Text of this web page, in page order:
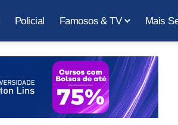
Policial Famosos & TV Mais